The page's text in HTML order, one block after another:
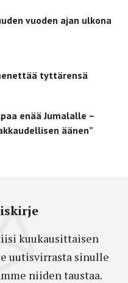
vuoden ajan ulkona
tyttärensä
enää Jumalalle –
äänen”
kuukausittaisen
uutisvirrasta sinulle
niiden taustaa.